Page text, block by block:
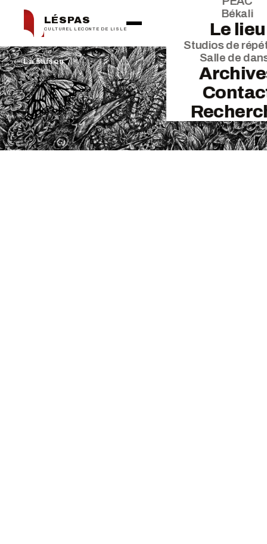
LÉSPAS
CULTUREL LECONTE DE LISLE
Békali
Le lieu
Studios de
Salle de
← La saison